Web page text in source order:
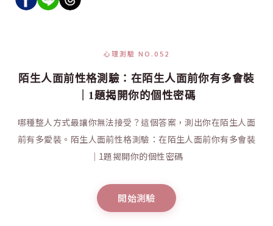
心理測驗 NO.052
陌生人面前性格測驗：在陌生人面前你有多會裝
｜1題揭開你的個性密碼
哪種整人方式最讓你無法接受？這個答案，測出你在陌生人面
前有多愛裝。陌生人面前性格測驗：在陌生人面前你有多會裝
｜1題揭開你的個性密碼
開始測驗